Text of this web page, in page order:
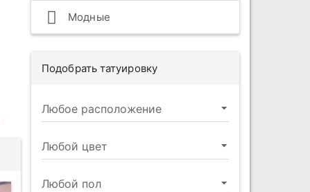
Модные
Подобрать татуировку